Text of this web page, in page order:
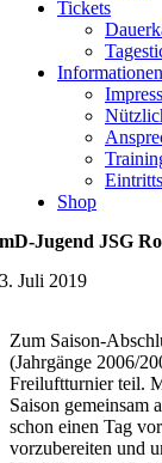
Tickets
Informationen
Shop
mD-Jugend JSG
3. Juli 2019
Zum Saison-
(Jahrgänge 2006/
Freiluftturnier teil.
Saison gemeinsam
schon einen Tag
vorzubereiten und